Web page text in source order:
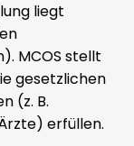
liegt
MCOS stellt
gesetzlichen
(z. B.
erfüllen.